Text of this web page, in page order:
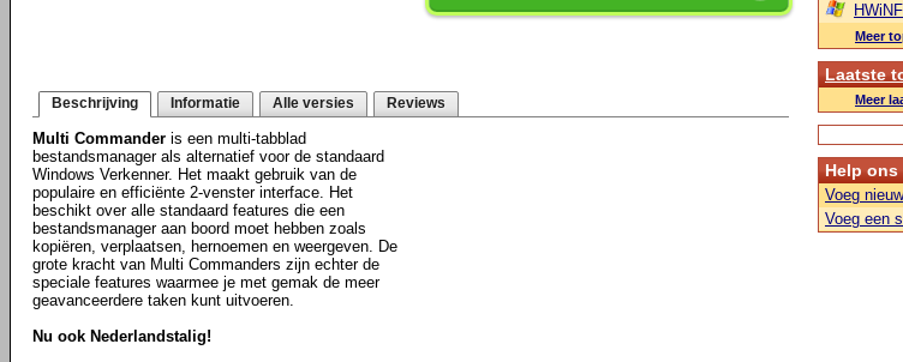
Beschrijving Informatie Alle versies Reviews
Multi Commander is een multi-tabblad
bestandsmanager als alternatief voor de standaard
Windows Verkenner. Het maakt gebruik van de
populaire en efficiënte 2-venster interface. Het
beschikt over alle standaard features die een
bestandsmanager aan boord moet hebben zoals
kopiëren, verplaatsen, hernoemen en weergeven. De
grote kracht van Multi Commanders zijn echter de
speciale features waarmee je met gemak de meer
geavanceerdere taken kunt uitvoeren.
Nu ook Nederlandstalig!
Meer
Laatste
Meer
Help ons
Voeg
Voeg een